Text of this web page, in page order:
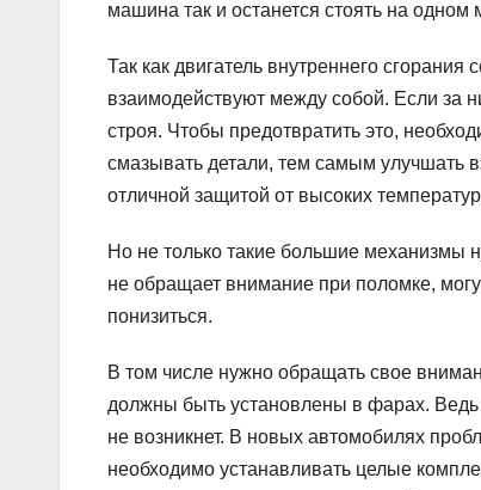
машина так и останется стоять на одном
Так как двигатель внутреннего
взаимодействуют между собой. Если за
строя. Чтобы предотвратить это,
смазывать детали, тем самым улучшать
отличной защитой от высоких
Но не только такие большие механизмы
не обращает внимание при поломке,
понизиться.
В том числе нужно обращать свое
должны быть установлены в фарах. Ведь
не возникнет. В новых автомобилях
необходимо устанавливать целые